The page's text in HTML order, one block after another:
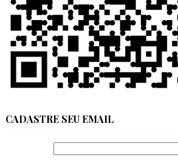
CADASTRE SEU EMAIL